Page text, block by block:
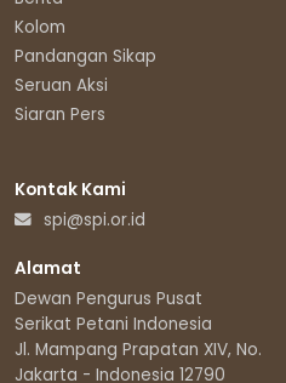
Kolom
Pandangan Sikap
Seruan Aksi
Siaran Pers
Kontak Kami
spi@spi.or.id
Alamat
Dewan Pengurus Pusat
Serikat Petani Indonesia
Jl. Mampang Prapatan XIV, No.11
Jakarta - Indonesia 12790